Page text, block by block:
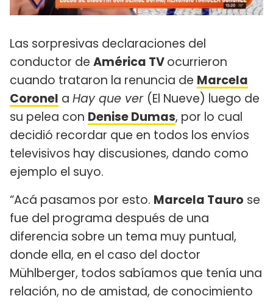
Las sorpresivas declaraciones del
conductor de América TVocurrieron
cuando trataron la renuncia de Marcela
Coronel a Hay que ver (El Nueve) luego de
su pelea con Denise Dumas, por lo cual
decidió recordar que en todos los envíos
televisivos hay discusiones, dando como
ejemplo el suyo.
“Acá pasamos por esto. Marcela Tauro se
fue del programa después de una
diferencia sobre un tema muy puntual,
donde ella, en el caso del doctor
Mühlberger, todos sabíamos que tenía una
relación, no de amistad, de conocimiento